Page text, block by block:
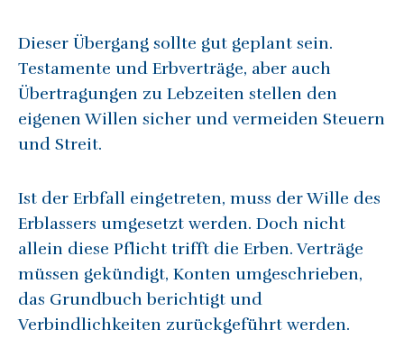
Dieser Übergang sollte gut geplant sein.
Testamente und Erbverträge, aber auch
Übertragungen zu Lebzeiten stellen den
eigenen Willen sicher und vermeiden Steuern
und Streit.
Ist der Erbfall eingetreten, muss der Wille des
Erblassers umgesetzt werden. Doch nicht
allein diese Pflicht trifft die Erben. Verträge
müssen gekündigt, Konten umgeschrieben,
das Grundbuch berichtigt und
Verbindlichkeiten zurückgeführt werden.